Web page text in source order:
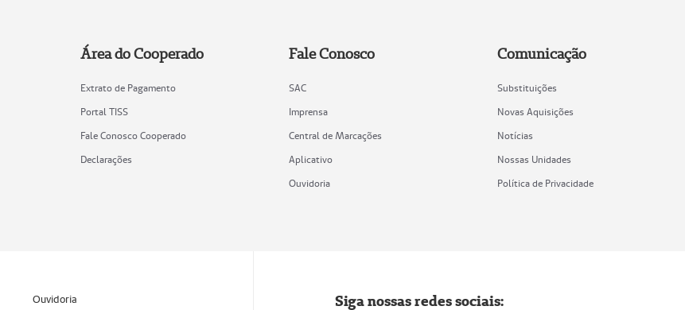
Área do Cooperado
Extrato de Pagamento
Portal TISS
Fale Conosco Cooperado
Declarações
Fale Conosco
SAC
Imprensa
Central de Marcações
Aplicativo
Ouvidoria
Comunicação
Substituições
Novas Aquisições
Notícias
Nossas Unidades
Política de Privacidade
Ouvidoria Siga nossas redes sociais: